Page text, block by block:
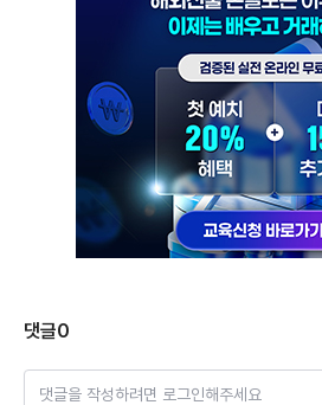
댓글0
댓글을 작성하려면 로그인해주세요